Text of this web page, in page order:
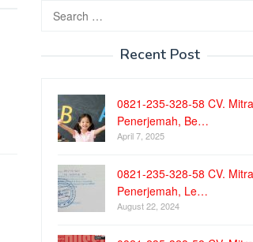
Search
Recent Post
0821-235-328-58 CV. Mitra
Penerjemah, Be…
April 7, 2025
0821-235-328-58 CV. Mitra
Penerjemah, Le…
August 22, 2024